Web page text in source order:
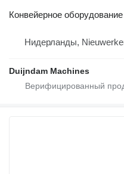
Конвейерное
Нидерланды,
Duijndam Machines